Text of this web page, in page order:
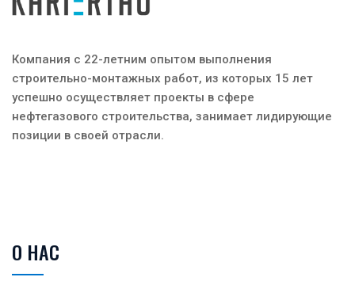
Компания с 22-летним опытом выполнения
строительно-монтажных работ, из которых 15 лет
успешно осуществляет проекты в сфере
нефтегазового строительства, занимает лидирующие
позиции в своей отрасли.
О НАС